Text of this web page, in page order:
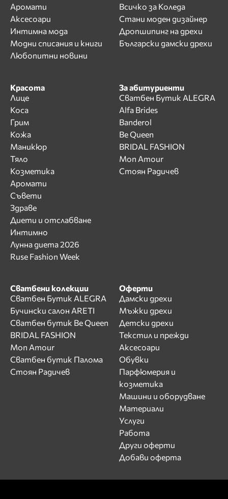
Аромати
Аксесоари
Интимна мода
Модни списания и книги
Любопитни новини
Всичко за Коледа
Стани моден дизайнер
Дропшипинг на дрехи
Български дамски дрехи
Красота
Лице
Коса
Грим
Кожа
Маникюр
Тяло
Козметика
Аромати
Съвети
Здраве
Диети и отслабване
Интимно
Лунна диета 2026
Ruse Fashion Week
За абитуриенти
Сватбен Бутик ALEGRA
Alfa Brides
Banderol
Be Queen
BRIDAL FASHION
Mon Amour
Стоян Радичев
Сватбени колекции
Сватбен Бутик ALEGRA
Бучински салон ARETI
Сватбен бутик Be Queen
BRIDAL FASHION
Mon Amour
Сватбен бутик Палома
Стоян Радичев
Оферти
Дамски дрехи
Мъжки дрехи
Детски дрехи
Текстил и прежди
Аксесоари
Обувки
Парфюмерия и
козметика
Машини и оборудване
Материали
Услуги
Работа
Други оферти
Добави оферта